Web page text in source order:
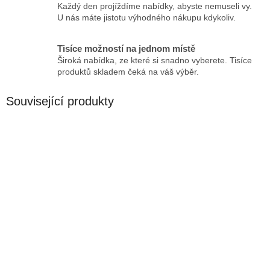
Každý den projíždíme nabídky, abyste nemuseli vy.
U nás máte jistotu výhodného nákupu kdykoliv.
Tisíce možností na jednom místě
Široká nabídka, ze které si snadno vyberete. Tisíce
produktů skladem čeká na váš výběr.
Související produkty